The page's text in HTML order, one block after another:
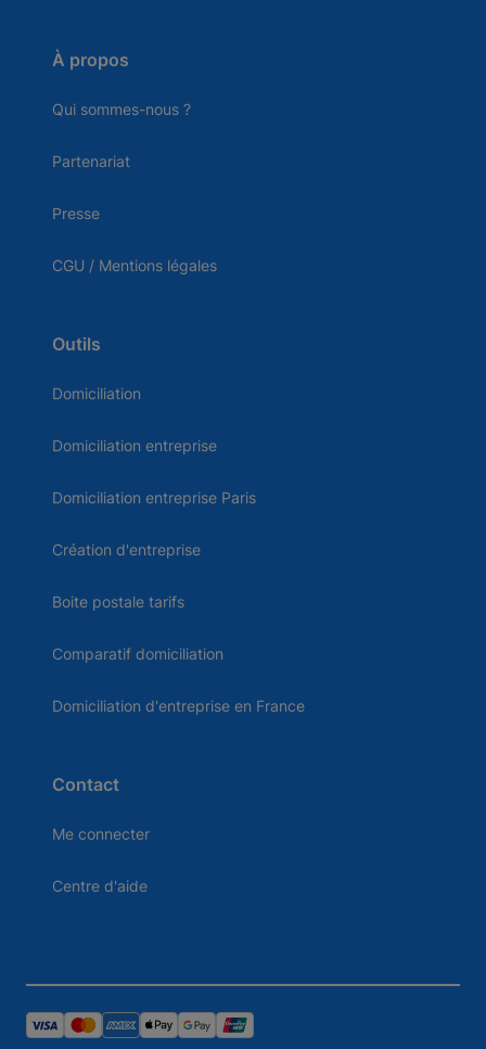
À propos
Qui sommes-nous ?
Partenariat
Presse
CGU / Mentions légales
Outils
Domiciliation
Domiciliation entreprise
Domiciliation entreprise Paris
Création d'entreprise
Boite postale tarifs
Comparatif domiciliation
Domiciliation d'entreprise en France
Contact
Me connecter
Centre d'aide